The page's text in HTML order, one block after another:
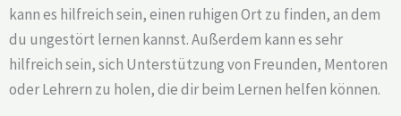
kann es hilfreich sein, einen ruhigen Ort zu finden, an dem
du ungestört lernen kannst. Außerdem kann es sehr
hilfreich sein, sich Unterstützung von Freunden, Mentoren
oder Lehrern zu holen, die dir beim Lernen helfen können.